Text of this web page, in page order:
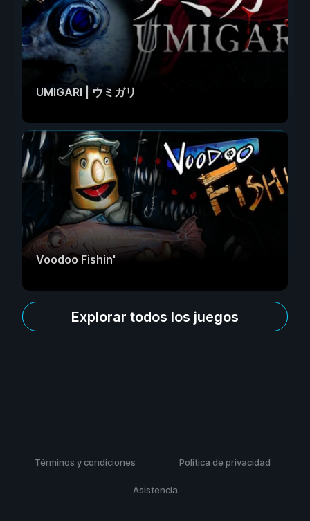
UMIGARI | ウミガリ
Voodoo Fishin'
Explorar todos los juegos
Términos y condiciones Politica de privacidad
Asistencia